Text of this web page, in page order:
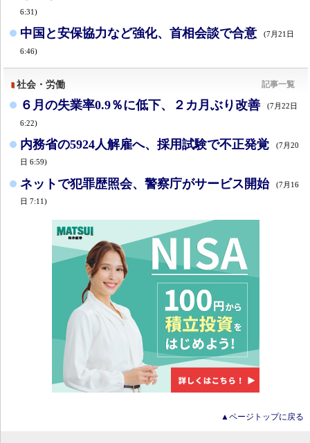
6:31)
中国と安保協力など強化、首相会談で合意 (7月21日
6:46)
社会・労働 記事一覧
６月の失業率0.9％に低下、２カ月ぶり改善 (7月22日
6:22)
内務省の5924人解雇へ、採用試験で不正発覚
(7月20
日 6:59)
ネットで犯罪歴照会、警察庁がサービス開始
(7月16
日 7:11)
▲ページトップに戻る